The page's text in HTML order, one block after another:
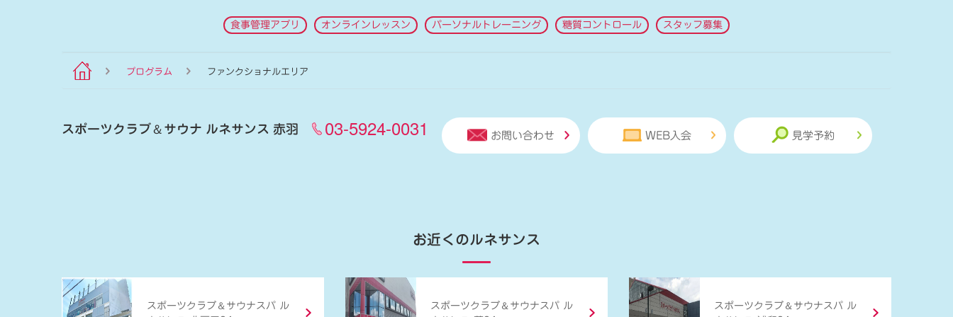
食事管理アプリ オンラインレッスン パーソナルトレーニング 糖質コントロール スタッフ募集
プログラム ファンクショナルエリア
スポーツクラブ＆サウナ ルネサンス 赤羽 03-5924-0031 お問い合わせ WEB入会 見学予約
お近くのルネサンス
スポーツクラブ ＆ サウナスパ ル
スポーツクラブ ＆ サウナスパ ル
スポーツクラブ ＆ サウナスパ ル